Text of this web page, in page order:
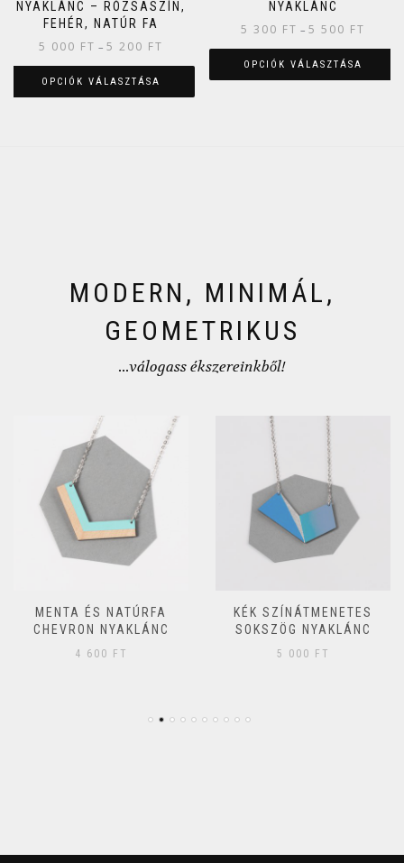
NYAKLÁNC – RÓZSASZÍN,
FEHÉR, NATÚR FA
5 000 FT – 5 200 FT
OPCIÓK VÁLASZTÁSA
NYAKLÁNC
5 300 FT – 5 500 FT
OPCIÓK VÁLASZTÁSA
MODERN, MINIMÁL,
GEOMETRIKUS
...válogass ékszereinkből!
MENTA ÉS NATÚRFA
CHEVRON NYAKLÁNC
4 600 FT
KÉK SZÍNÁTMENETES
SOKSZÖG NYAKLÁNC
5 000 FT